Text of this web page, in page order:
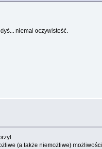
niemal oczywistość.
(a także niemożliwe) możliwości